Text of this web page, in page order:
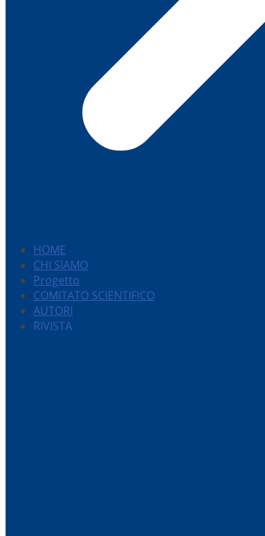
HOME
CHI SIAMO
Progetto
COMITATO SCIENTIFICO
AUTORI
RIVISTA